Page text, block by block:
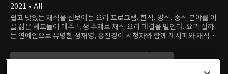
2021 • All
쉽고 맛있는 채식을 선보이는 요리 프로그램. 한식, 양식, 중식 분야를 이
끌 젊은 셰프들이 매주 특정 주제로 채식 요리 대결을 벌인다. 요리 잘하
는 연예인으로 유명한 정재영, 홍진경이 시청자와 함께 레시피와 채식의
요리의 세계로 안내할 것이다.